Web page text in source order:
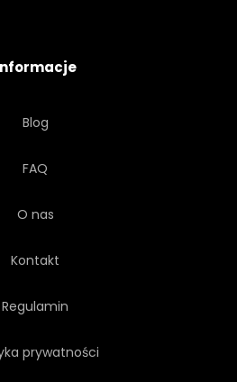
Blog
FAQ
O nas
Kontakt
Regulamin
prywatności